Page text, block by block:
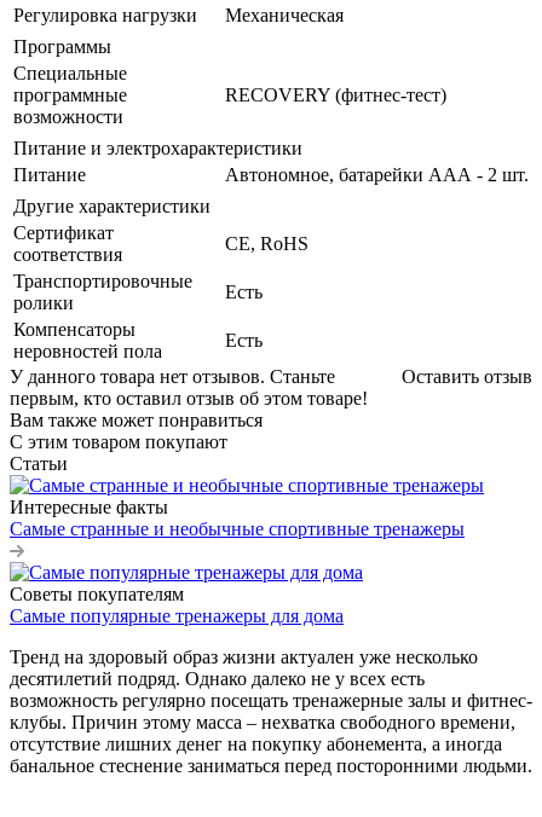
Регулировка нагрузки
Механическая
Программы
Специальные
программные
возможности
RECOVERY (фитнес-тест)
Питание и электрохарактеристики
Питание
Автономное, батарейки ААА - 2 шт.
Другие характеристики
Сертификат
соответствия
CE, RoHS
Транспортировочные
ролики
Есть
Компенсаторы
неровностей пола
Есть
Оставить отзыв
У данного товара нет отзывов. Станьте
первым, кто оставил отзыв об этом товаре!
Вам также может понравиться
С этим товаром покупают
Статьи
Интересные факты
Самые странные и необычные спортивные тренажеры
Советы покупателям
Самые популярные тренажеры для дома
Тренд на здоровый образ жизни актуален уже несколько
десятилетий подряд. Однако далеко не у всех есть
возможность регулярно посещать тренажерные залы и фитнес-
клубы. Причин этому масса – нехватка свободного времени,
отсутствие лишних денег на покупку абонемента, а иногда
банальное стеснение заниматься перед посторонними людьми.